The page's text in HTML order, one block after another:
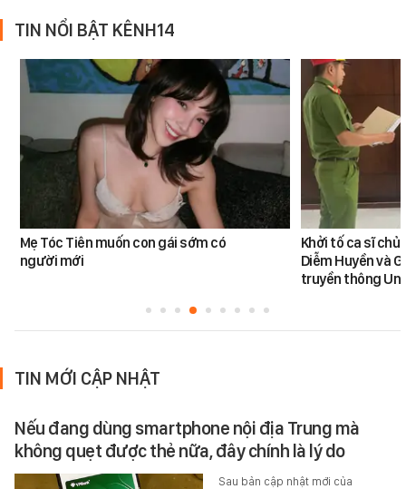
TIN NỔI BẬT KÊNH14
Mẹ Tóc Tiên muốn con gái sớm có
người mới
Khởi tố ca sĩ chủ
Diễm Huyền và
truyền thông
TIN MỚI CẬP NHẬT
Nếu đang dùng smartphone nội địa Trung mà
không quẹt được thẻ nữa, đây chính là lý do
Sau bản cập nhật mới của